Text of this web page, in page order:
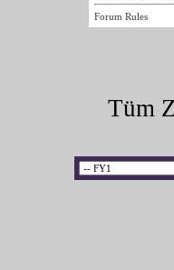
Forum Rules
Tüm